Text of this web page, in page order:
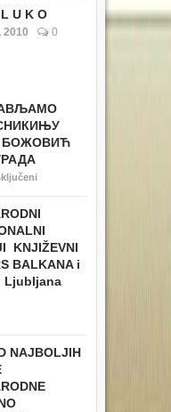
U K O
2010 0
БОЖОВИЋ
KNJIŽEVNI
BALKANA i
Ljubljana
NAJBOLJIH